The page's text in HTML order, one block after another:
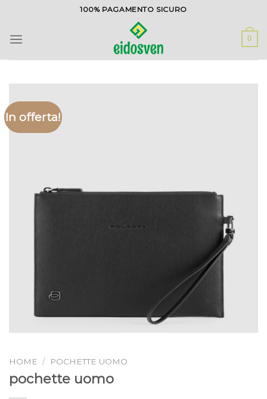
contenuti
100% PAGAMENTO SICURO
0
In offerta!
HOME / POCHETTE UOMO
pochette uomo